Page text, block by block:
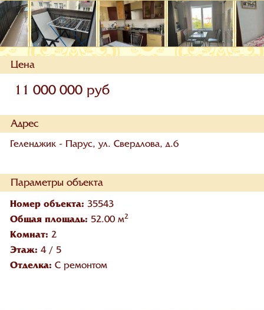
Цена
11 000 000 руб
Адрес
Геленджик - Парус, ул. Свердлова, д.6
Параметры объекта
Номер объекта: 35543
Общая площадь: 52.00 м2
Комнат: 2
Этаж: 4/ 5
Отделка: С ремонтом